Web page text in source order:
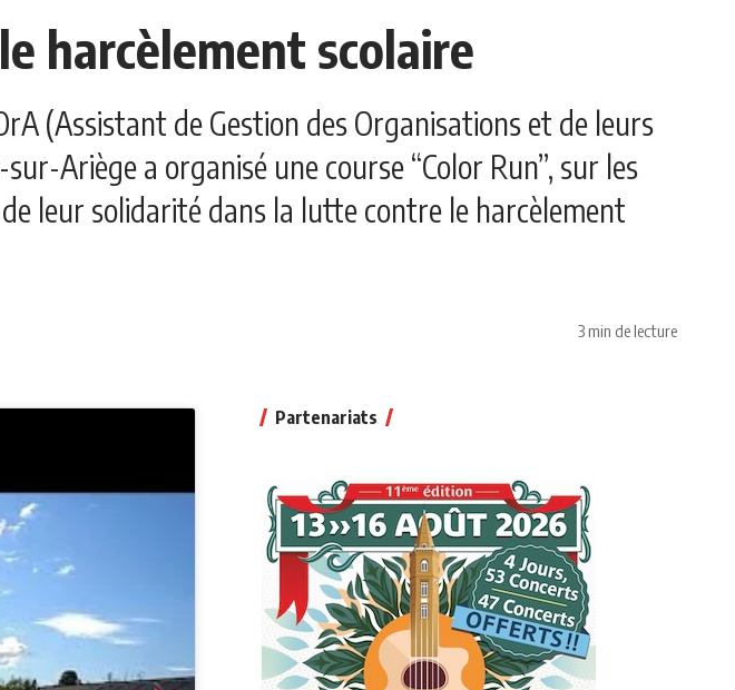
harcèlement scolaire
(Assistant de Gestion des Organisations et de leurs
Ariège a organisé une course “Color Run”, sur les
leur solidarité dans la lutte contre le harcèlement
3 min de lecture
Partenariats